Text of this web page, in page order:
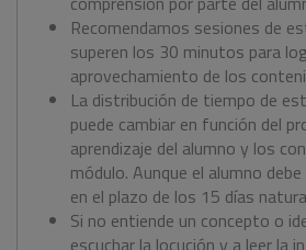
Recomendamos sesiones de
superen los 30 minutos para
aprovechamiento de los
La distribución de tiempo de
puede cambiar en función del
aprendizaje del alumno y los
módulo. Aunque el alumno
en el plazo de los 15 días
Si no entiende un concepto o
escuchar la locución y a leer la